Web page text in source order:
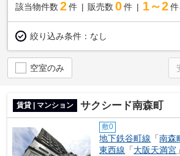
該当物件数 2件 販売数 0 件 1～2
絞り込み条件： なし
空室のみ
賃貸 | マンション サクシード南森町
敷0
地下鉄谷町線 「南森
東西線 「大阪天満宮